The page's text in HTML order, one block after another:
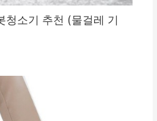
청소기 추천 (물걸레 기